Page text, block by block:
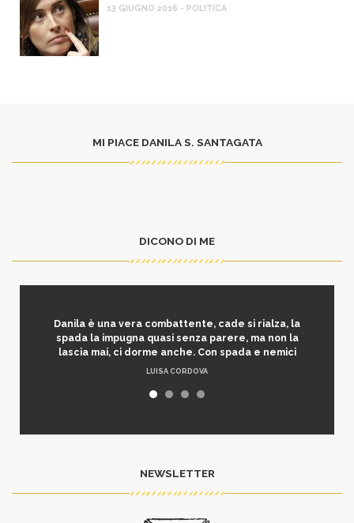
13 GIUGNO 2016 - POLITICA
MI PIACE DANILA S. SANTAGATA
DICONO DI ME
Danila è una vera combattente, cade si rialza, la
spada la impugna quasi senza parere, ma non la
lascia mai, ci dorme anche. Con spada e nemici
LUISA CORDOVA
NEWSLETTER